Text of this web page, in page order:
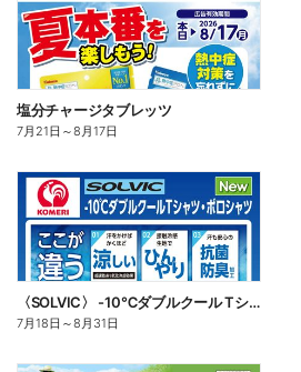
塩分チャージタブレッツ
7月21日 ～8月17日
〈SOLVIC〉 -10℃ダブルクール Tシャツ・ポロシャツ
7月18日 ～8月31日